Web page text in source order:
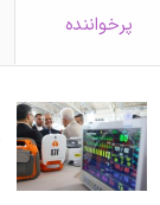
پرخواننده